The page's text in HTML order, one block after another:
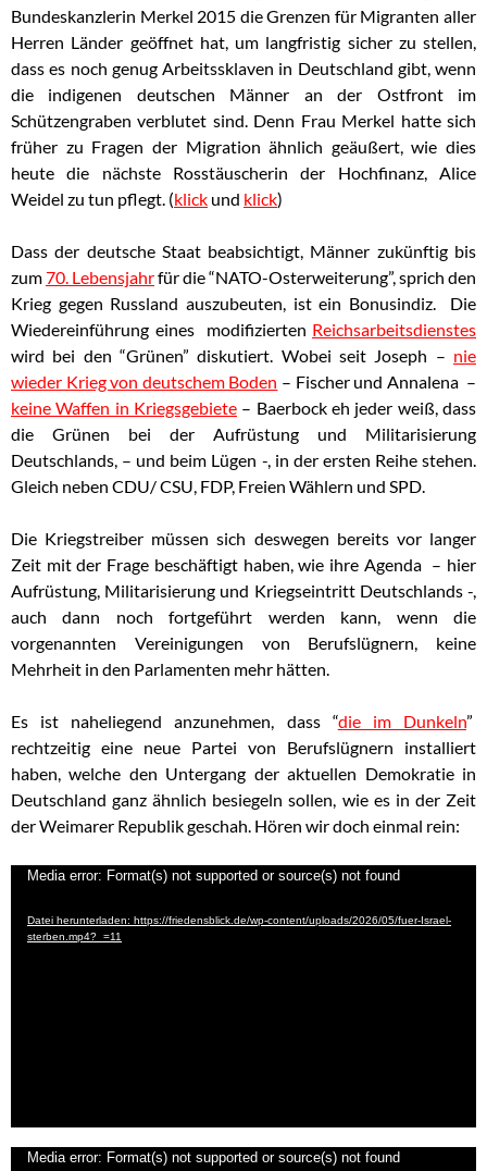
Bundeskanzlerin Merkel 2015 die Grenzen für Migranten aller
Herren Länder geöffnet hat, um langfristig sicher zu stellen,
dass es noch genug Arbeitssklaven in Deutschland gibt, wenn
die indigenen deutschen Männer an der Ostfront im
Schützengraben verblutet sind. Denn Frau Merkel hatte sich
früher zu Fragen der Migration ähnlich geäußert, wie dies
heute die nächste Rosstäuscherin der Hochfinanz, Alice
Weidel zu tun pflegt. (klick und klick)
Dass der deutsche Staat beabsichtigt, Männer zukünftig bis
zum70. Lebensjahrfür die “NATO-Osterweiterung”, sprich den
Krieg gegen Russland auszubeuten, ist ein Bonusindiz. Die
Wiedereinführung eines modifizierten Reichsarbeitsdienstes
wird bei den “Grünen” diskutiert. Wobei seit Joseph – nie
wieder Krieg von deutschem Boden – Fischer und Annalena –
keine Waffen in Kriegsgebiete – Baerbockeh jeder weiß, dass
die Grünen bei der Aufrüstung und Militarisierung
Deutschlands, – und beim Lügen -, in der ersten Reihe stehen.
Gleich neben CDU/ CSU, FDP, Freien Wählern und SPD.
Die Kriegstreiber müssen sich deswegen bereits vor langer
Zeit mit der Frage beschäftigt haben, wie ihre Agenda – hier
Aufrüstung, Militarisierung und Kriegseintritt Deutschlands -,
auch dann noch fortgeführt werden kann, wenn die
vorgenannten Vereinigungen von Berufslügnern, keine
Mehrheit in den Parlamenten mehr hätten.
Es ist naheliegend anzunehmen, dass “die im Dunkeln”
rechtzeitig eine neue Partei von Berufslügnern installiert
haben, welche den Untergang der aktuellen Demokratie in
Deutschland ganz ähnlich besiegeln sollen, wie es in der Zeit
der Weimarer Republik geschah. Hören wir doch einmal rein:
Video-
Media error: Format(s) not supported or source(s) not found
Datei herunterladen: https://friedensblick.de/wp-content/uploads/2026/05/fuer-Israel-
sterben.mp4?_=11
Video-
Media error: Format(s) not supported or source(s) not found